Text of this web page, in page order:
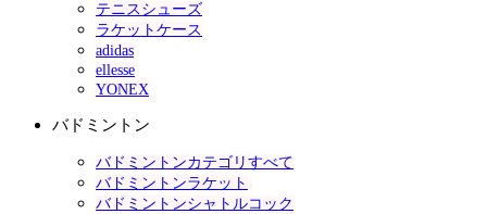
テニスシューズ
ラケットケース
adidas
ellesse
YONEX
バドミントン
バドミントンカテゴリすべて
バドミントンラケット
バドミントンシャトルコック